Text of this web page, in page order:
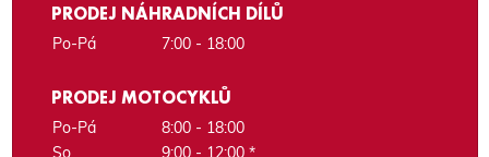
PRODEJ NÁHRADNÍCH DÍLŮ
Po-Pá 7:00 - 18:00
PRODEJ MOTOCYKLŮ
Po-Pá
8:00 - 18:00
So
9:00 - 12:00 *